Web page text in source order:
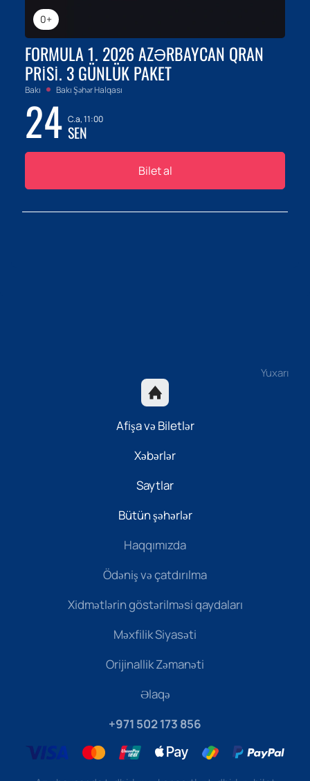
0+
FORMULA 1. 2026 AZƏRBAYCAN QRAN
PRISI. 3 GÜNLÜK PAKET
Bakı Bakı Şəhər Halqası
24 C.a, 11:00
SEN
Bilet al
Yuxarı
Afişa və Biletlər
Xəbərlər
Saytlar
Bütün şəhərlər
Haqqımızda
Ödəniş və çatdırılma
Xidmətlərin göstərilməsi qaydaları
Məxfilik Siyasəti
Orijinallik Zəmanəti
Əlaqə
+971 502 173 856